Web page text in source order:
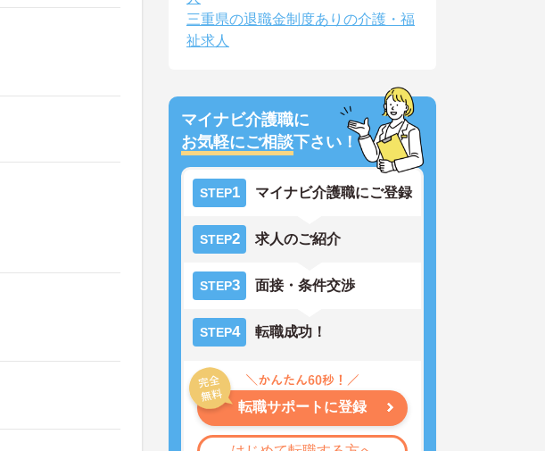
三重県の退職金制度ありの介護・福
祉求人
マイナビ介護職に
お気軽にご相談下さい！
STEP1 マイナビ介護職にご登録
STEP2 求人のご紹介
STEP3 面接・条件交渉
STEP4 転職成功！
転職サポートに登録